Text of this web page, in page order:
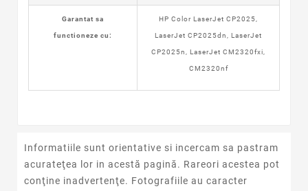
Garantat sa
functioneze cu:
HP Color LaserJet CP2025,
LaserJet CP2025dn, LaserJet
CP2025n, LaserJet CM2320fxi,
CM2320nf
Informatiile sunt orientative si incercam sa pastram
acurateţea lor in acestă pagină. Rareori acestea pot
conţine inadvertenţe. Fotografiile au caracter